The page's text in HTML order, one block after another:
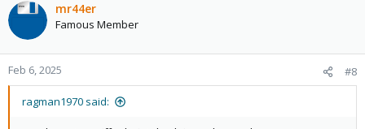
mr44er
Famous Member
Feb 6, 2025 #8
ragman1970 said: